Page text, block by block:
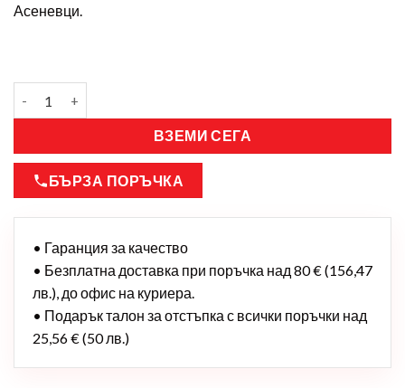
Асеневци.
ВЗЕМИ СЕГА
БЪРЗА ПОРЪЧКА
• Гаранция за качество
• Безплатна доставка при поръчка над 80 € (156,47
лв.), до офис на куриера.
• Подарък талон за отстъпка с всички поръчки над
25,56 € (50 лв.)